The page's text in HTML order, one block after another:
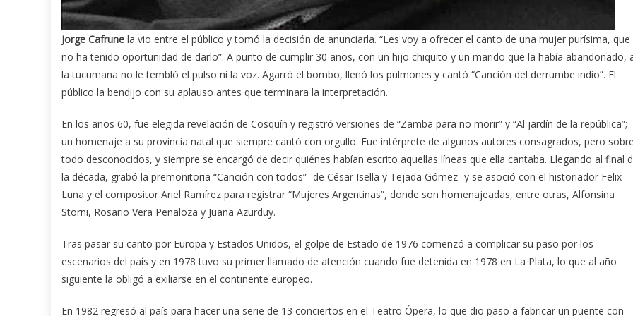
Jorge Cafrune la vio entre el público y tomó la decisión de anunciarla. “Les voy a ofrecer el canto de una mujer purísima, que
no ha tenido oportunidad de darlo”. A punto de cumplir 30 años, con un hijo chiquito y un marido que la había abandonado,
la tucumana no le tembló el pulso ni la voz. Agarró el bombo, llenó los pulmones y cantó “Canción del derrumbe indio”. El
público la bendijo con su aplauso antes que terminara la interpretación.
En los años 60, fue elegida revelación de Cosquín y registró versiones de “Zamba para no morir” y “Al jardín de la república”;
un homenaje a su provincia natal que siempre cantó con orgullo. Fue intérprete de algunos autores consagrados, pero sobre
todo desconocidos, y siempre se encargó de decir quiénes habían escrito aquellas líneas que ella cantaba. Llegando al final
la década, grabó la premonitoria “Canción con todos” -de César Isella y Tejada Gómez- y se asoció con el historiador Felix
Luna y el compositor Ariel Ramírez para registrar “Mujeres Argentinas”, donde son homenajeadas, entre otras, Alfonsina
Storni, Rosario Vera Peñaloza y Juana Azurduy.
Tras pasar su canto por Europa y Estados Unidos, el golpe de Estado de 1976 comenzó a complicar su paso por los
escenarios del país y en 1978 tuvo su primer llamado de atención cuando fue detenida en 1978 en La Plata, lo que al año
siguiente la obligó a exiliarse en el continente europeo.
En 1982 regresó al país para hacer una serie de 13 conciertos en el Teatro Ópera, lo que dio paso a fabricar un puente con